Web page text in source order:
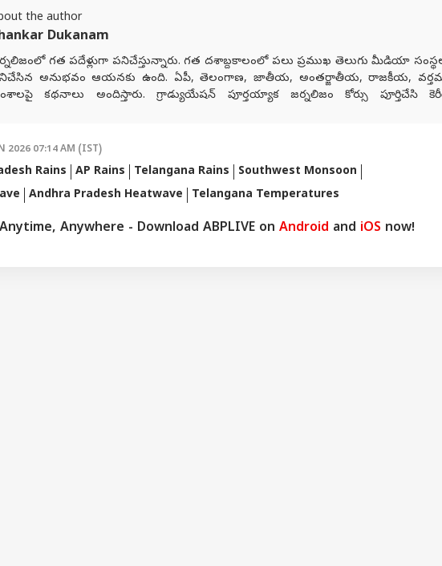
the author
Dukanam
గత పదేళ్లుగా పనిచేస్తున్నారు. గత దశాబ్దకాలంలో పలు ప్రముఖ తెలుగు మీడియా
అనుభవం ఆయనకు ఉంది. ఏపీ, తెలంగాణ, జాతీయ, అంతర్జాతీయ, రాజకీయ,
కథనాలు అందిస్తారు. గ్రాడ్యుయేషన్ పూర్తయ్యాక జర్నలిజం కోర్సు పూర్తిచేసి
చెందిన తెలుగు డిజిటల్ మీడియా ఏబీపీ దేశంలో గత నాలుగేళ్ల నుంచి న్యూస్
2026 07:14 AM (IST)
Rains AP Rains Telangana Rains
Southwest Monsoon
Andhra Pradesh Heatwave Telangana Temperatures
Anywhere - Download ABPLIVE on Android and iOS now!